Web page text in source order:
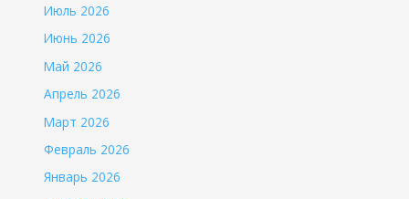
Июль 2026
Июнь 2026
Май 2026
Апрель 2026
Март 2026
Февраль 2026
Январь 2026